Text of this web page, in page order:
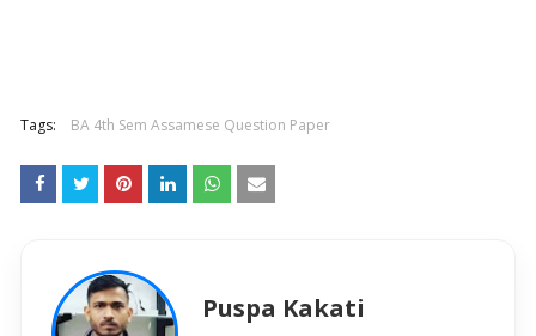
Tags: BA 4th Sem Assamese Question Paper
Puspa Kakati